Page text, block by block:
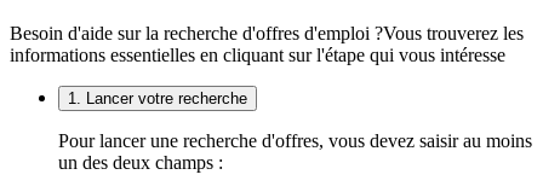
Besoin d'aide sur la recherche d'offres d'emploi ?Vous trouverez les
informations essentielles en cliquant sur l'étape qui vous intéresse
1. Lancer votre recherche
Pour lancer une recherche d'offres, vous devez saisir au moins
un des deux champs :